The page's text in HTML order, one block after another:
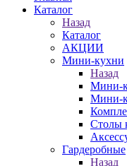
Каталог
Назад
Каталог
АКЦИИ
Мини-кухни
Назад
Мини-
Мини-
Столы
Гардеробные
Назад